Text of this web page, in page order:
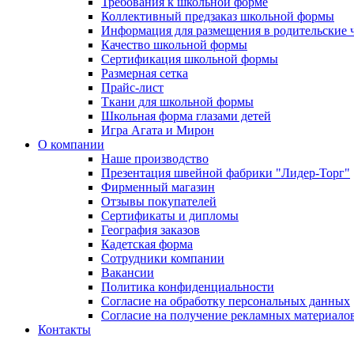
Коллективный предзаказ школьной формы
Информация для размещения в родительские
Качество школьной формы
Сертификация школьной формы
Размерная сетка
Прайс-лист
Ткани для школьной формы
Школьная форма глазами детей
Игра Агата и Мирон
О компании
Наше производство
Презентация швейной фабрики "Лидер-Торг"
Фирменный магазин
Отзывы покупателей
Сертификаты и дипломы
География заказов
Кадетская форма
Сотрудники компании
Вакансии
Политика конфиденциальности
Согласие на обработку персональных данных
Согласие на получение рекламных
Контакты